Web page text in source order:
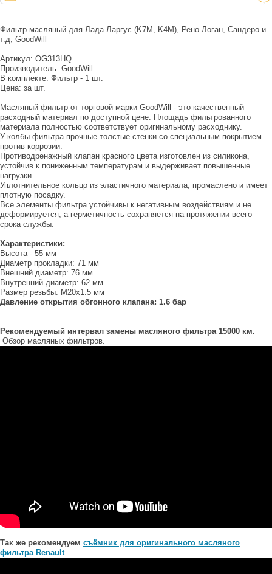
Фильтр масляный для Лада Ларгус (K7M, K4M), Рено Логан, Сандеро и
т.д, GoodWill
Артикул: OG313HQ
Производитель: GoodWill
В комплекте: Фильтр - 1 шт.
Цена: за шт.
Масляный фильтр от торговой марки GoodWill - это качественный
расходный материал по доступной цене. Площадь фильтрованного
материала полностью соответствует оригинальному расходнику.
У колбы фильтра прочные толстые стенки со специальным покрытием
против коррозии.
Противодренажный клапан красного цвета изготовлен из силикона,
устойчив к пониженным температурам и выдерживает повышенные
нагрузки.
Уплотнительное кольцо из эластичного материала, промаслено и имеет
плотную посадку.
Все элементы фильтра устойчивы к негативным воздействиям и не
деформируется, а герметичность сохраняется на протяжении всего
срока службы.
Характеристики:
Высота - 55 мм
Диаметр прокладки: 71 мм
Внешний диаметр: 76 мм
Внутренний диаметр: 62 мм
Размер резьбы: М20х1.5 мм
Давление открытия обгонного клапана: 1.6 бар
Рекомендуемый интервал замены масляного фильтра 15000 км.
Обзор масляных фильтров.
Так же рекомендуем съёмник для оригинального масляного
фильтра Renault